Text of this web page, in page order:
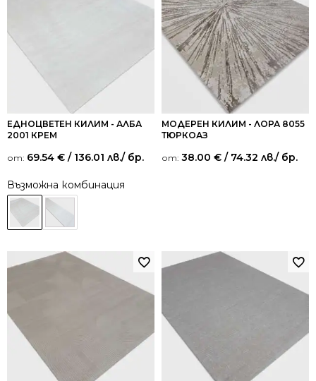
ЕДНОЦВЕТЕН КИЛИМ - АЛБА
2001 КРЕМ
от: 69.54 € / 136.01 лв./ бр.
Възможна комбинация
МОДЕРЕН КИЛИМ - ЛОРА 8055
ТЮРКОАЗ
от: 38.00 € / 74.32 лв./ бр.